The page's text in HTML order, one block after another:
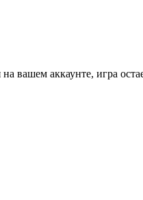
аккаунте, игра